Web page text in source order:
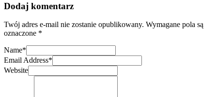
Dodaj komentarz
Twój adres e-mail nie zostanie opublikowany. Wymagane pola są
oznaczone *
Name*
Email Address*
Website